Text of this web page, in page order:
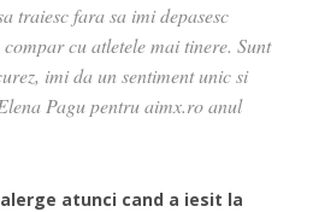
traiesc fara sa imi depasesc
cu atletele mai tinere. Sunt
imi da un sentiment unic si
Pagu pentru aimx.ro anul
atunci cand a iesit la